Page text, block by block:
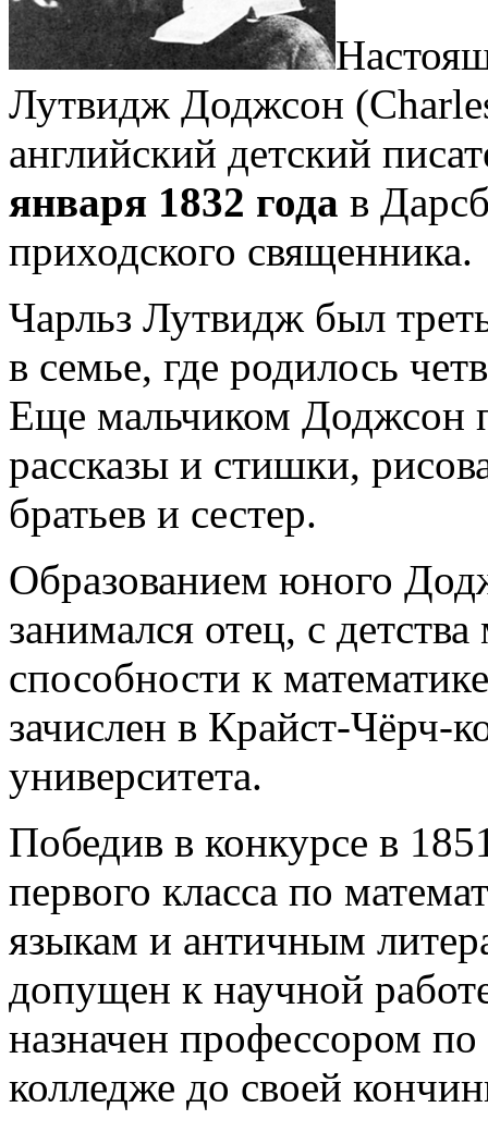
Лутвидж Доджсон
английский детский
января 1832 года в
приходского священника.
Чарльз Лутвидж был
в семье, где родилось
Еще мальчиком Доджсон
рассказы и стишки,
братьев и сестер.
Образованием юного
занимался отец, с
способности к
зачислен в Крайст-Чёрч-
университета.
Победив в конкурсе в
первого класса по
языкам и античным
допущен к научной
назначен профессором
колледже до своей